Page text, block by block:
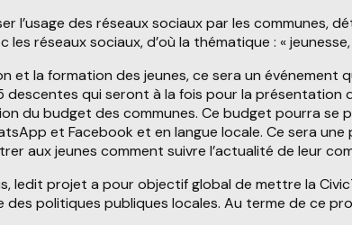
l’usage des réseaux sociaux par les
les réseaux sociaux, d’où la thématique : «
et la formation des jeunes, ce sera un événement
descentes qui seront à la fois pour la
du budget des communes. Ce budget pourra
et Facebook et en langue locale. Ce sera
aux jeunes comment suivre l’actualité de leur
ledit projet a pour objectif global de mettre la
politiques publiques locales. Au terme de ce